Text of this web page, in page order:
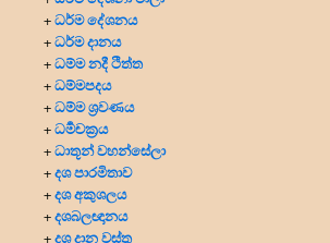
+ධර්ම දේශනය
+ධර්ම දානය
+ධම්ම නදී ථිත්ත
+ධම්මපදය
+ධම්ම ශ්‍රවණය
+ධර්‍මචක්‍රය
+ධාතූන් වහන්සේලා
+දශ පාරමිතාව
+දශ අකුශලය
+දශබලඥානය
+දශ දාන වස්තු